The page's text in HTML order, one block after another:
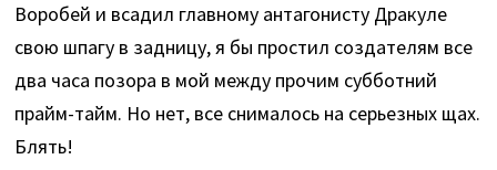
Воробей и всадил главному антагонисту Дракуле
свою шпагу в задницу, я бы простил создателям все
два часа позора в мой между прочим субботний
прайм-тайм. Но нет, все снималось на серьезных щах.
Блять!